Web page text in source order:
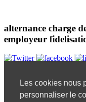
Les cookies nous
personnaliser le
alternance charge
employeur
Désolé, mais
essayez de